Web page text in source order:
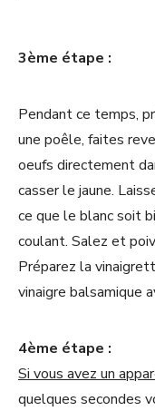
3ème étape :
Pendant ce temps,
une poêle, faites
oeufs directement
casser le jaune.
ce que le blanc soit
coulant. Salez et
Préparez la
vinaigre balsamique
4ème étape :
Si vous avez un
quelques secondes